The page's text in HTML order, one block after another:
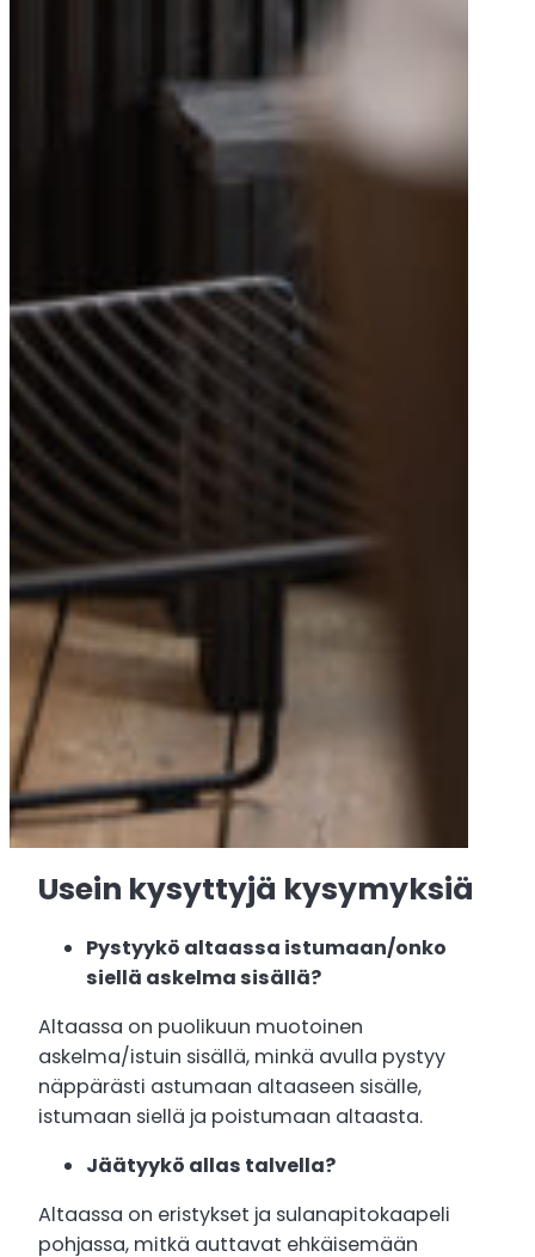
Usein kysyttyjä kysymyksiä
Pystyykö altaassa istumaan/onko
siellä askelma sisällä?
Altaassa on puolikuun muotoinen
askelma/istuin sisällä, minkä avulla pystyy
näppärästi astumaan altaaseen sisälle,
istumaan siellä ja poistumaan altaasta.
Jäätyykö allas talvella?
Altaassa on eristykset ja sulanapitokaapeli
pohjassa, mitkä auttavat ehkäisemään